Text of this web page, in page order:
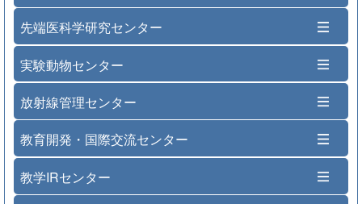
先端医科学研究センター
実験動物センター
放射線管理センター
教育開発・国際交流センター
教学IRセンター